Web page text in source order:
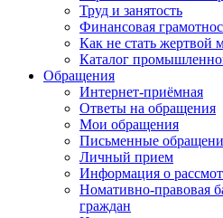
Труд и занятость
Финансовая
Как не стать жертвой
Каталог
Обращения
Интернет-приёмная
Ответы на обращения
Мои обращения
Письменные
Личный прием
Информация о
Номативно-правовая
граждан